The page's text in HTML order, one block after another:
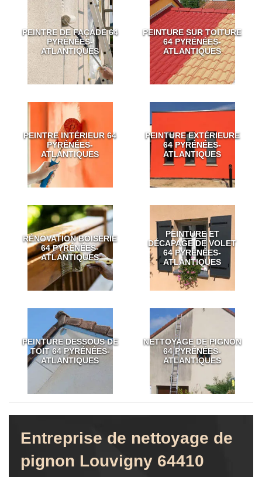
PEINTRE DE FAÇADE 64
PYRÉNÉES-
ATLANTIQUES
PEINTURE SUR TOITURE
64 PYRÉNÉES-
ATLANTIQUES
PEINTRE INTÉRIEUR 64
PYRÉNÉES-
ATLANTIQUES
PEINTURE EXTÉRIEURE
64 PYRÉNÉES-
ATLANTIQUES
RÉNOVATION BOISERIE
64 PYRÉNÉES-
ATLANTIQUES
PEINTURE ET
DÉCAPAGE DE VOLET
64 PYRÉNÉES-
ATLANTIQUES
PEINTURE DESSOUS DE
TOIT 64 PYRÉNÉES-
ATLANTIQUES
NETTOYAGE DE PIGNON
64 PYRÉNÉES-
ATLANTIQUES
Entreprise de nettoyage de
pignon Louvigny 64410